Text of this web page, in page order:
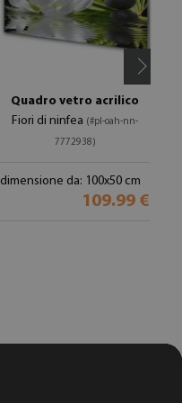
Quadro vetro acrilico
Fiori di ninfea (#pl-oah-nn-
7772938)
dimensione da: 100x50 cm
109.99 €